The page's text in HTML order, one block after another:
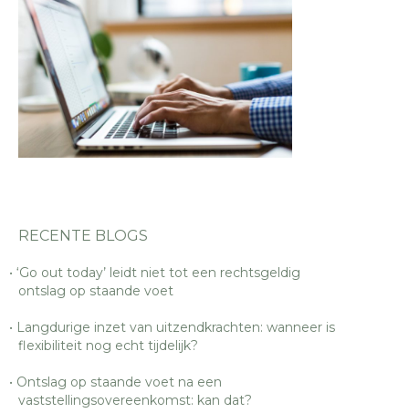
RECENTE BLOGS
‘Go out today’ leidt niet tot een rechtsgeldig
ontslag op staande voet
Langdurige inzet van uitzendkrachten: wanneer is
flexibiliteit nog echt tijdelijk?
Ontslag op staande voet na een
vaststellingsovereenkomst: kan dat?